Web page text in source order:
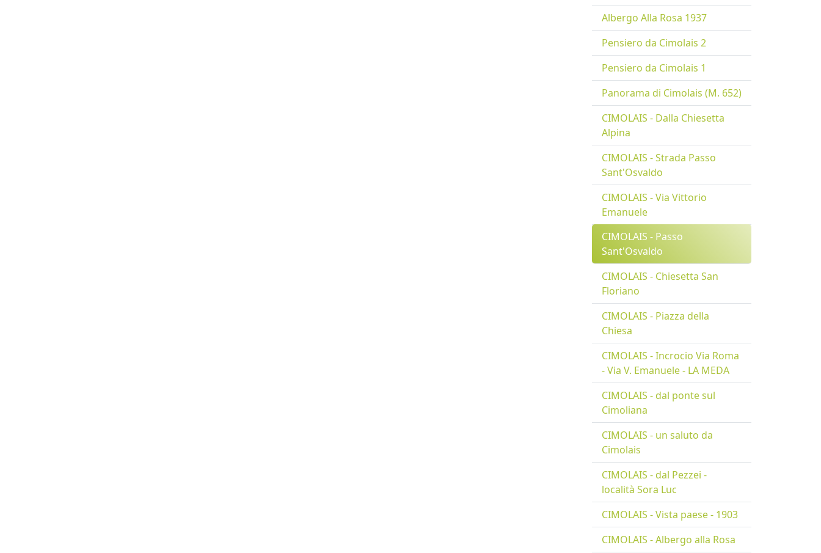
Albergo Alla Rosa 1937
Pensiero da Cimolais 2
Pensiero da Cimolais 1
Panorama di Cimolais (M. 652)
CIMOLAIS - Dalla Chiesetta
Alpina
CIMOLAIS - Strada Passo
Sant'Osvaldo
CIMOLAIS - Via Vittorio
Emanuele
CIMOLAIS - Passo
Sant'Osvaldo
CIMOLAIS - Chiesetta San
Floriano
CIMOLAIS - Piazza della
Chiesa
CIMOLAIS - Incrocio Via Roma
- Via V. Emanuele - LA MEDA
CIMOLAIS - dal ponte sul
Cimoliana
CIMOLAIS - un saluto da
Cimolais
CIMOLAIS - dal Pezzei -
località Sora Luc
CIMOLAIS - Vista paese - 1903
CIMOLAIS - Albergo alla Rosa